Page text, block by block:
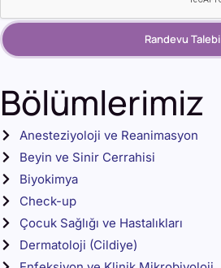
Randevu Talebi
Bölümlerimiz
Anesteziyoloji ve Reanimasyon
Beyin ve Sinir Cerrahisi
Biyokimya
Check-up
Çocuk Sağlığı ve Hastalıkları
Dermatoloji (Cildiye)